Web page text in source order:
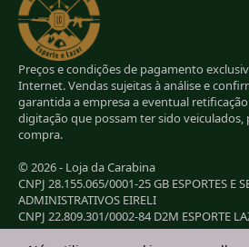
Preços e condições de pagamento
Internet. Vendas sujeitas à análise e
garantida a empresa a eventual
digitação que possam ter sido
compra.
© 2026 - Loja da Carabina
CNPJ 28.155.065/0001-25 GB ESPORTES E
ADMINISTRATIVOS EIRELI
CNPJ 22.809.301/0002-84 D2M ESPORTE
ESPORTIVOS EIRELI